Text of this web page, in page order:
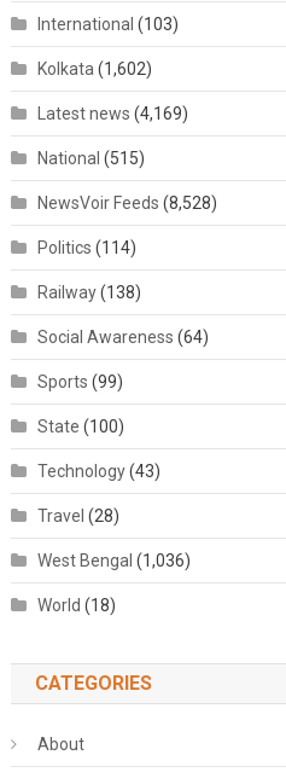
International (103)
Kolkata (1,602)
Latest news (4,169)
National (515)
NewsVoir Feeds (8,528)
Politics (114)
Railway(138)
Social Awareness (64)
Sports (99)
State (100)
Technology(43)
Travel (28)
West Bengal (1,036)
World (18)
CATEGORIES
About